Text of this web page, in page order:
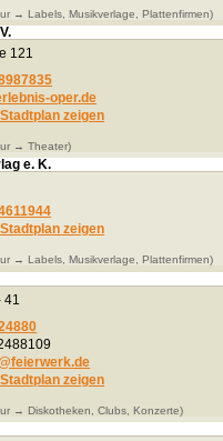
→ Labels, Musikverlage, Plattenfirmen)
121
oper.de
Stadtplan zeigen
→ Theater)
e. K.
Stadtplan zeigen
→ Labels, Musikverlage, Plattenfirmen)
Stadtplan zeigen
→ Diskotheken, Clubs, Konzerte)